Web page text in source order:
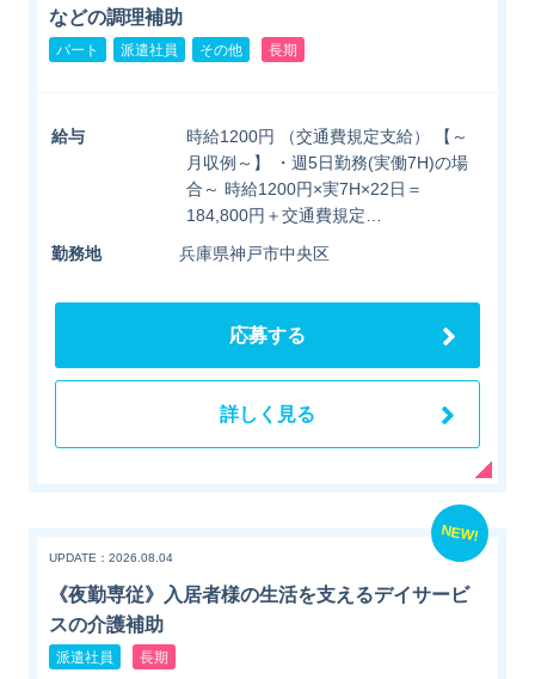
などの調理補助
パート 派遣社員 その他 長期
給与
時給1200円 （交通費規定支給） 【～
月収例～】 ・週5日勤務(実働7H)の場
合～ 時給1200円×実7H×22日＝
184,800円＋交通費規定…
勤務地
兵庫県神戸市中央区
応募する
詳しく見る
NEW!
UPDATE：2026.08.04
《夜勤専従》入居者様の生活を支えるデイサービ
スの介護補助
派遣社員 長期